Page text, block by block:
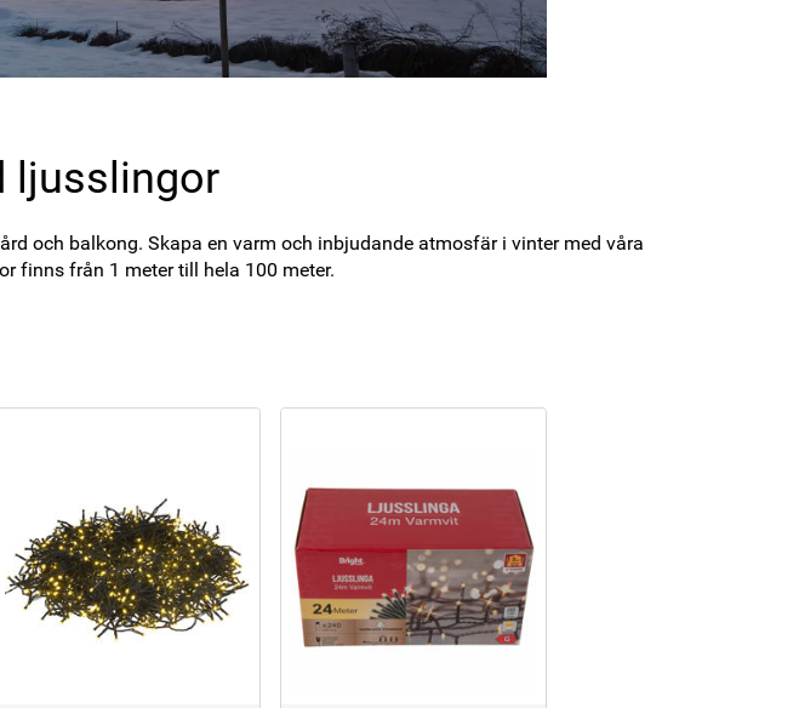
ljusslingor
och balkong. Skapa en varm och inbjudande atmosfär i vinter med våra
finns från 1 meter till hela 100 meter.